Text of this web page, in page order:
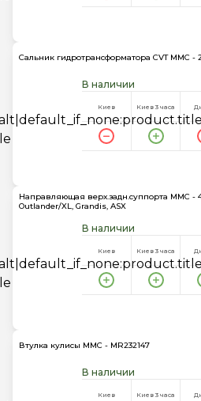
Сальник гидротрансформатора CVT MMC -
В наличии
Киев Киев 3 часа
Направляющая верх.задн.суппорта MMC -
Outlander/XL, Grandis, ASX
В наличии
Киев Киев 3 часа
Втулка кулисы MMC - MR232147
В наличии
Киев Киев 3 часа